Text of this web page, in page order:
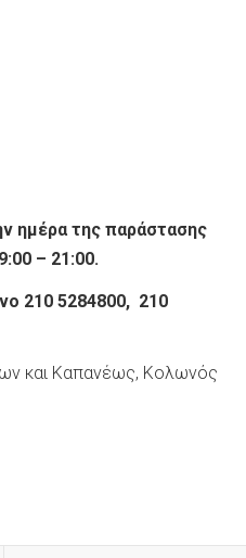
ημέρα της παράστασης
– 21:00.
210 5284800, 210
και Καπανέως, Κολωνός